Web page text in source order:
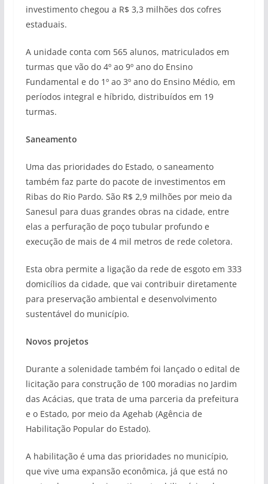
investimento chegou a R$ 3,3 milhões dos cofres
estaduais.
A unidade conta com 565 alunos, matriculados em
turmas que vão do 4º ao 9º ano do Ensino
Fundamental e do 1º ao 3º ano do Ensino Médio, em
períodos integral e híbrido, distribuídos em 19
turmas.
Saneamento
Uma das prioridades do Estado, o saneamento
também faz parte do pacote de investimentos em
Ribas do Rio Pardo. São R$ 2,9 milhões por meio da
Sanesul para duas grandes obras na cidade, entre
elas a perfuração de poço tubular profundo e
execução de mais de 4 mil metros de rede coletora.
Esta obra permite a ligação da rede de esgoto em 333
domicílios da cidade, que vai contribuir diretamente
para preservação ambiental e desenvolvimento
sustentável do município.
Novos projetos
Durante a solenidade também foi lançado o edital de
licitação para construção de 100 moradias no Jardim
das Acácias, que trata de uma parceria da prefeitura
e o Estado, por meio da Agehab (Agência de
Habilitação Popular do Estado).
A habilitação é uma das prioridades no município,
que vive uma expansão econômica, já que está no